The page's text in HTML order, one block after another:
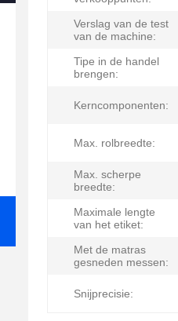
Verslag van de test
van de machine:
Tipe in de handel
brengen:
Kerncomponenten:
Max. rolbreedte:
Max. scherpe
breedte:
Maximale lengte
van het etiket:
Met de matras
gesneden messen:
Snijprecisie: